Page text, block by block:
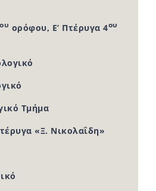
ου ορόφου, Ε’ Πτέρυγα 4ου
Τμήμα
«Ξ. Νικολαΐδη»